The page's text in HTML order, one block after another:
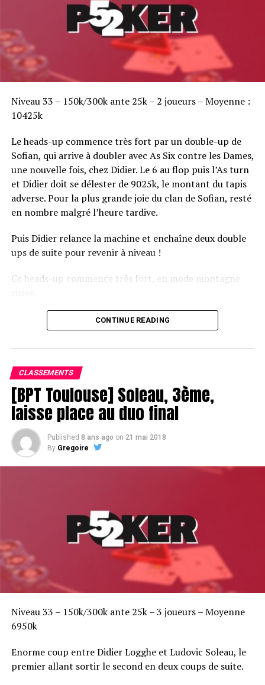
Niveau 33 – 150k/300k ante 25k – 2 joueurs – Moyenne :
10425k
Le heads-up commence très fort par un double-up de
Sofian, qui arrive à doubler avec As Six contre les Dames,
une nouvelle fois, chez Didier. Le 6 au flop puis l’As turn
et Didier doit se délester de 9025k, le montant du tapis
adverse. Pour la plus grande joie du clan de Sofian, resté
en nombre malgré l’heure tardive.
Puis Didier relance la machine et enchaîne deux double
ups de suite pour revenir à niveau !
Ce heads-up commence très fort, en mode montagne
Le champagne va réchauffer si les deux finalistes ne se décident pas !
CONTINUE READING
CLASSEMENTS
[BPT Toulouse] Soleau, 3ème,
laisse place au duo final
Published 8 ans ago on 21 mai 2018
By Gregoire
Niveau 33 – 150k/300k ante 25k – 3 joueurs – Moyenne
6950k
Enorme coup entre Didier Logghe et Ludovic Soleau, le
premier allant sortir le second en deux coups de suite.